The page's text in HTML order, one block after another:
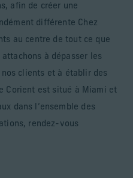
afin de créer une
différente Chez
au centre de tout ce que
à dépasser les
clients et à établir des
Corient est situé à Miami et
dans l’ensemble des
rendez-vous